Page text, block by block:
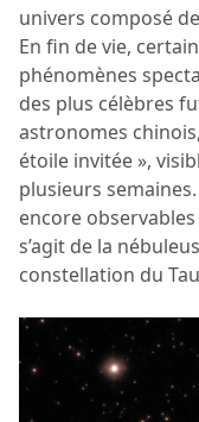
univers composé
En fin de vie,
phénomènes
des plus célèbres
astronomes
étoile invitée »,
plusieurs
encore observables
s’agit de la
constellation du